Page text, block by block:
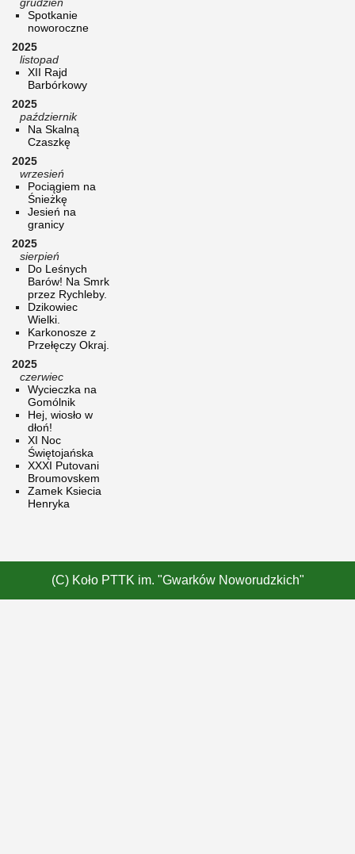
Spotkanie
noworoczne
2025
listopad
XII Rajd
Barbórkowy
2025
październik
Na Skalną
Czaszkę
2025
wrzesień
Pociągiem na
Śnieżkę
Jesień na
granicy
2025
sierpień
Do Leśnych
Barów! Na Smrk
przez Rychleby.
Dzikowiec
Wielki.
Karkonosze z
Przełęczy Okraj.
2025
czerwiec
Wycieczka na
Gomólnik
Hej, wiosło w
dłoń!
XI Noc
Świętojańska
XXXI Putovani
Broumovskem
Zamek Ksiecia
Henryka
(C) Koło PTTK im. "Gwarków Noworudzkich"